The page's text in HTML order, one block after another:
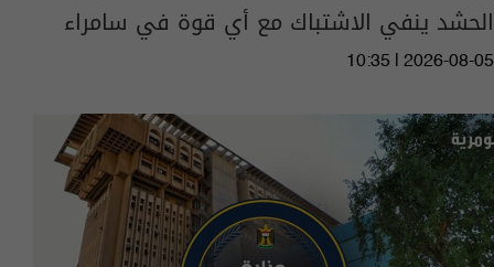
الحشد ينفي الاشتباك مع أي قوة في سامراء
10:35 | 2026-08-05